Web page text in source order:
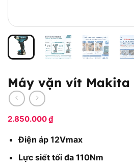
Máy vặn vít Makita
2.850.000₫
Điện áp 12Vmax
Lực siết tối đa 110Nm